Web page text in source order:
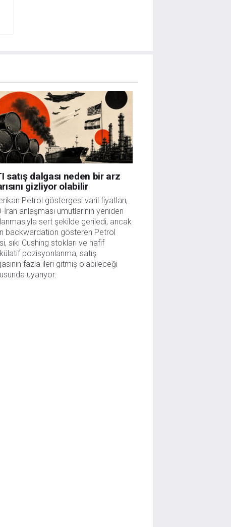
satış dalgası neden bir arz
gizliyor olabilir
Petrol göstergesi varil fiyatları,
İran anlaşması umutlarının yeniden
sert şekilde geriledi, ancak
backwardation gösteren Petrol
sıkı Cushing stokları ve hafif
pozisyonlanma, satış
fazla ileri gitmiş olabileceği
uyarıyor.